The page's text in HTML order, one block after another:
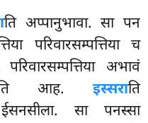
ति अप्पानुभावा. सा पन
परिवारसम्पत्तिया च
अभावं
आह. इस्सराति
सा पनस्सा